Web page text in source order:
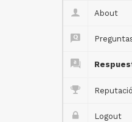
About
Logout